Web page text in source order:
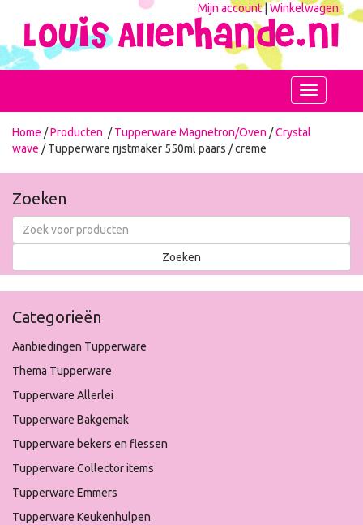
Mijn account|Winkelwagen
Toggle
navigation
Home /Producten /Tupperware Magnetron/Oven /Crystal
wave / Tupperware rijstmaker 550ml paars / creme
Zoeken
Categorieën
Aanbiedingen Tupperware
Thema Tupperware
Tupperware Allerlei
Tupperware Bakgemak
Tupperware bekers en flessen
Tupperware Collector items
Tupperware Emmers
Tupperware Keukenhulpen